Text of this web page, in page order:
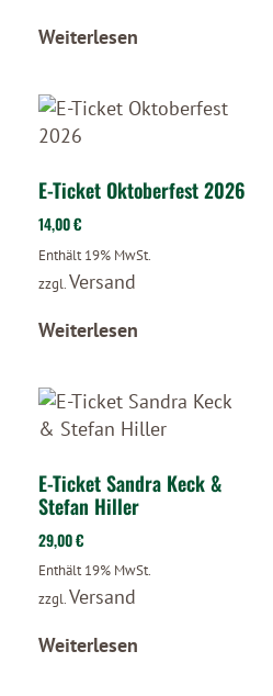
Weiterlesen
E-Ticket Oktoberfest 2026
14,00€
Enthält 19% MwSt.
zzgl.Versand
Weiterlesen
E-Ticket Sandra Keck &
Stefan Hiller
29,00€
Enthält 19% MwSt.
zzgl.Versand
Weiterlesen